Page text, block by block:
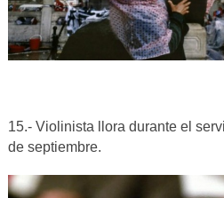
15.- Violinista llora durante el
de septiembre.